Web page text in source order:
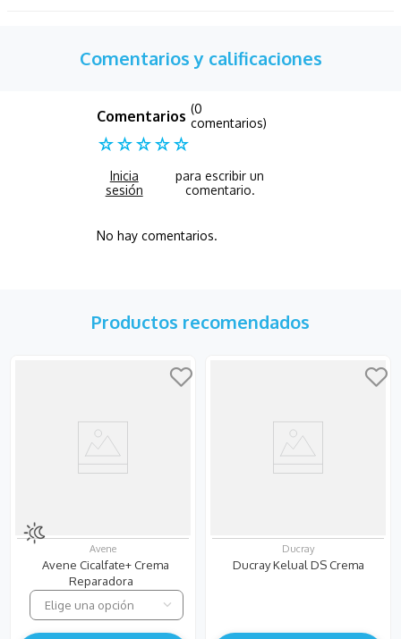
Comentarios y calificaciones
☆☆☆☆☆
(0
comentarios)
No hay comentarios.
Productos recomendados
Avene
Avene Cicalfate+ Crema
Reparadora
Elige una opción
Ducray
Ducray Kelual DS Crema